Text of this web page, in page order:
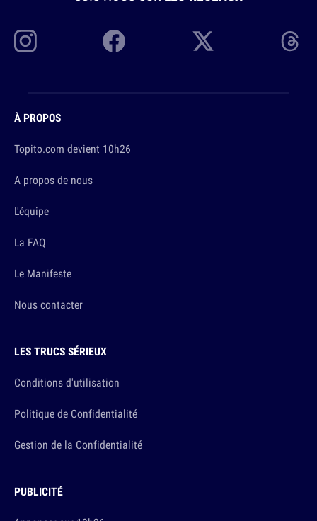
À PROPOS
Topito.com devient 10h26
A propos de nous
L'équipe
La FAQ
Le Manifeste
Nous contacter
LES TRUCS SÉRIEUX
Conditions d'utilisation
Politique de Confidentialité
Gestion de la Confidentialité
PUBLICITÉ